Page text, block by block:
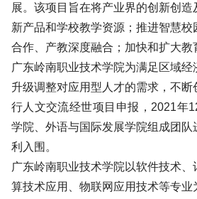
展。该项目旨在将产业界的创新创
新产品和学校教学资源；推进智慧
合作、产教深度融合；加快和扩大教
广东岭南职业技术学院为满足区域
升级调整对应用型人才的需求，不
行人文交流经世项目申报，2021年
学院、外语与国际发展学院组成团
利入围。
广东岭南职业技术学院以软件技术
算技术应用、物联网应用技术等专